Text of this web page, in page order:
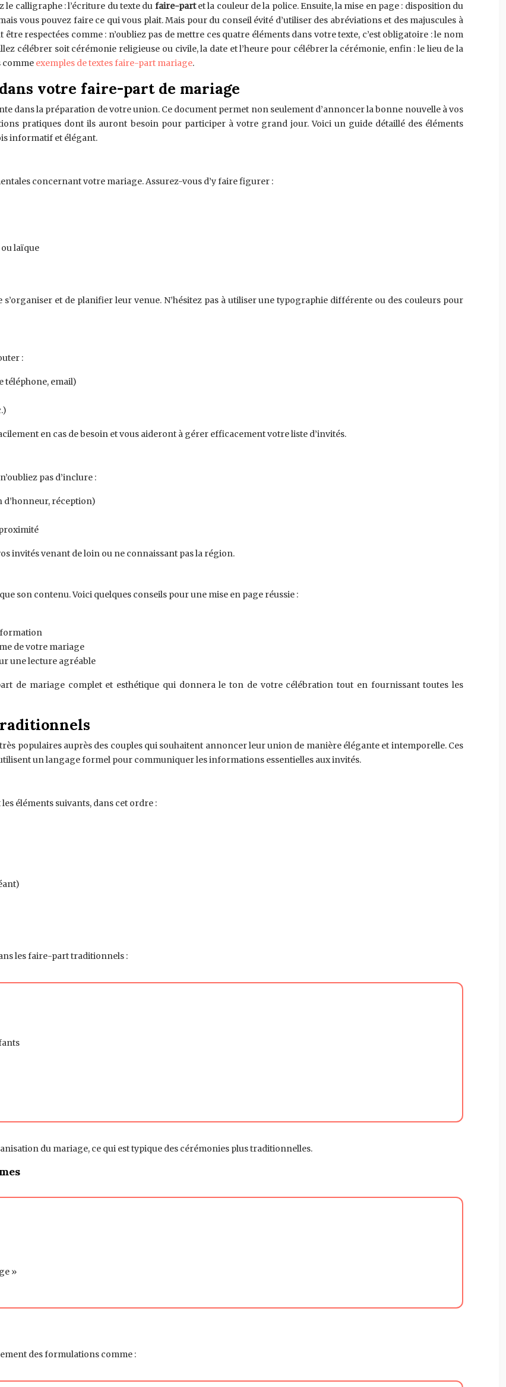
le calligraphe : l’écriture du texte du faire-partet la couleur de la police. Ensuite, la mise en page : disposition du
vous pouvez faire ce qui vous plait. Mais pour du conseil évité d’utiliser des abréviations et des majuscules à
respectées comme : n’oubliez pas de mettre ces quatre éléments dans votre texte, c’est obligatoire : le nom
célébrer soit cérémonie religieuse ou civile, la date et l’heure pour célébrer la cérémonie, enfin : le lieu de la
comme exemples de textes faire-part mariage.
votre faire-part de mariage
dans la préparation de votre union. Ce document permet non seulement d’annoncer la bonne nouvelle à vos
pratiques dont ils auront besoin pour participer à votre grand jour. Voici un guide détaillé des éléments
informatif et élégant.
concernant votre mariage. Assurez-vous d’y faire figurer :
ou laïque
et de planifier leur venue. N’hésitez pas à utiliser une typographie différente ou des couleurs pour
:
téléphone, email)
en cas de besoin et vous aideront à gérer efficacement votre liste d’invités.
pas d’inclure :
d’honneur, réception)
invités venant de loin ou ne connaissant pas la région.
son contenu. Voici quelques conseils pour une mise en page réussie :
de votre mariage
une lecture agréable
de mariage complet et esthétique qui donnera le ton de votre célébration tout en fournissant toutes les
populaires auprès des couples qui souhaitent annoncer leur union de manière élégante et intemporelle. Ces
un langage formel pour communiquer les informations essentielles aux invités.
éléments suivants, dans cet ordre :
les faire-part traditionnels :
du mariage, ce qui est typique des cérémonies plus traditionnelles.
»
des formulations comme :